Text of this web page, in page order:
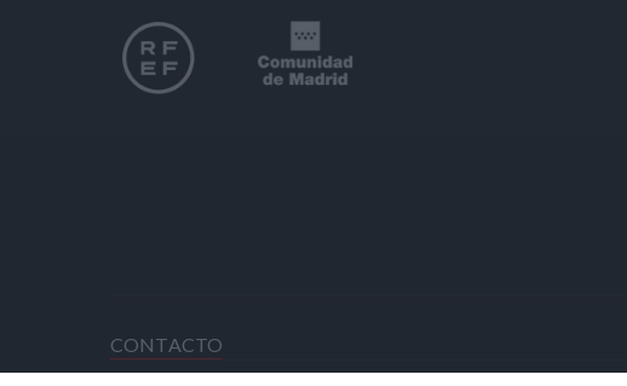
CONTACTO